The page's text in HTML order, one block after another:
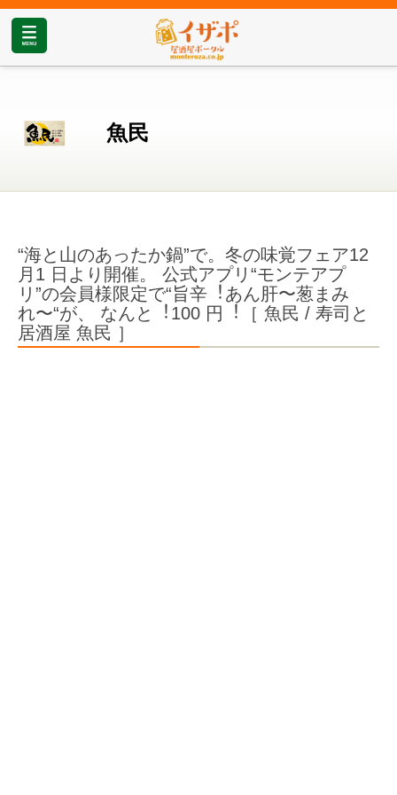
魚民
“海と⼭のあったか鍋”で。冬の味覚フェア12
⽉1 ⽇より開催。 公式アプリ“モンテアプ
リ”の会員様限定で“旨⾟︕あん肝〜葱まみ
れ〜“が、 なんと︕100 円︕［ ⿂⺠ / 寿司と
居酒屋 ⿂⺠ ］